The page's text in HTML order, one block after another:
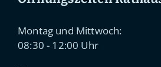
Montag und Mittwoch:
08:30 - 12:00 Uhr